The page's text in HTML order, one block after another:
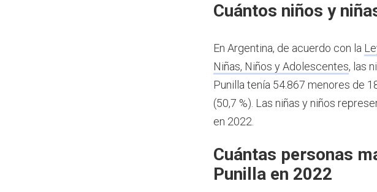
Cuántos niños y
En Argentina, de acuerdo con la
Niñas, Niños y Adolescentes, las
Punilla tenía 54.867 menores de
(50,7 %). Las niñas y niños
en 2022.
Cuántas personas
Punilla en 2022